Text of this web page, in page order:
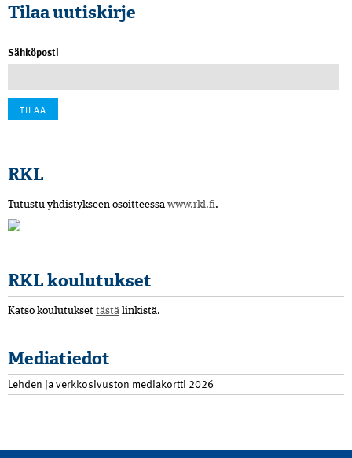
Tilaa uutiskirje
Sähköposti
RKL
Tutustu yhdistykseen osoitteessa www.rkl.fi.
RKL koulutukset
Katso koulutukset tästä linkistä.
Mediatiedot
Lehden ja verkkosivuston mediakortti 2026